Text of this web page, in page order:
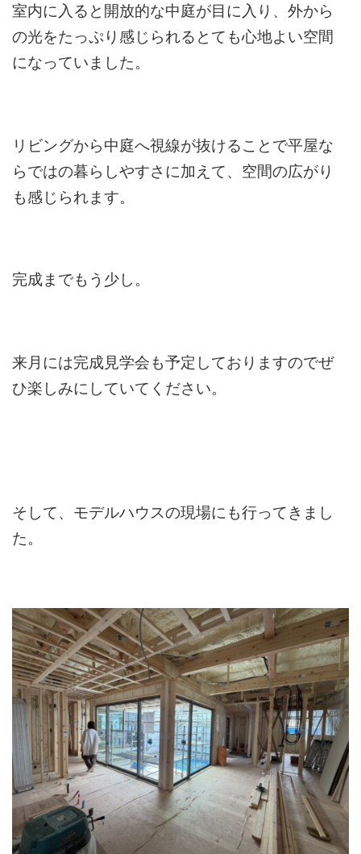
室内に入ると開放的な中庭が目に入り、外から
の光をたっぷり感じられるとても心地よい空間
になっていました。
リビングから中庭へ視線が抜けることで平屋な
らではの暮らしやすさに加えて、空間の広がり
も感じられます。
完成までもう少し。
来月には完成見学会も予定しておりますのでぜ
ひ楽しみにしていてください。
そして、モデルハウスの現場にも行ってきまし
た。